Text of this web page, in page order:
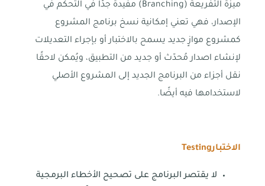
ميزة التفريعة (Branching) مفيدة جدًا في التحكم في
الإصدار، فهي تعني إمكانية نسخ برنامج المشروع
كمشروع موازٍ جديد يسمح بالاختبار أو بإجراء التعديلات
لإنشاء اصدار مُحدّث أو جديد من التطبيق، ويُمكن لاحقًا
نقل أجزاء من البرنامج الجديد إلى المشروع الأصلي
لاستخدامها فيه أيضًا.
الاختبارTesting
لا يقتصر البرنامج على تصحيح الأخطاء البرمجية